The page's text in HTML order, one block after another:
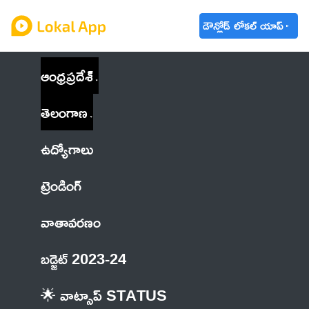
డౌన్లోడ్ లోకల్ యాప్
ఆంధ్రప్రదేశ్
తెలంగాణ
ఉద్యోగాలు
ట్రెండింగ్
వాతావరణం
బడ్జెట్ 2023-24
🌟 వాట్సాప్ STATUS